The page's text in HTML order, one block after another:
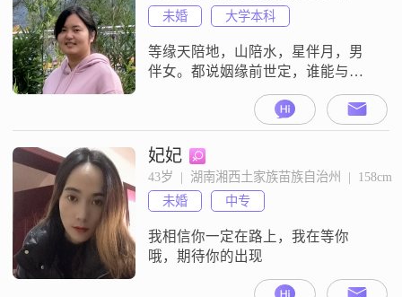
未婚
大学本科
等缘天陪地，山陪水，星伴月，男
伴女。都说姻缘前世定，谁能与我
伴终身？寻寻觅觅，寻寻觅觅。
妃妃
43岁  |  湖南湘西土家族苗族自治州  |  158cm
未婚
中专
我相信你一定在路上，我在等你
哦，期待你的出现